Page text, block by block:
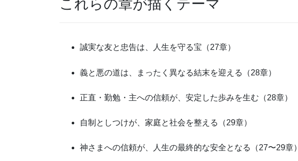
これらの章が描くテーマ
誠実な友と忠告は、人生を守る宝（27章）
義と悪の道は、まったく異なる結末を迎える（28章）
正直・勤勉・主への信頼が、安定した歩みを生む（28章）
自制としつけが、家庭と社会を整える（29章）
神さまへの信頼が、人生の最終的な安全となる（27〜29章）